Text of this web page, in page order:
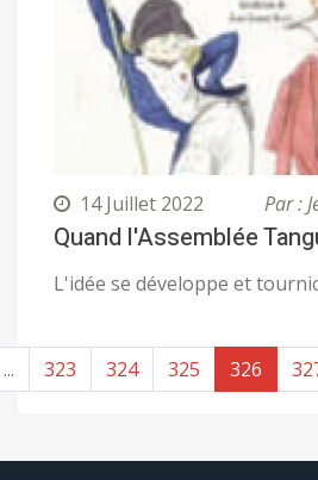
14 Juillet 2022 Par :
Quand l'Assemblée
L'idée se développe et
... 323 324 325 326